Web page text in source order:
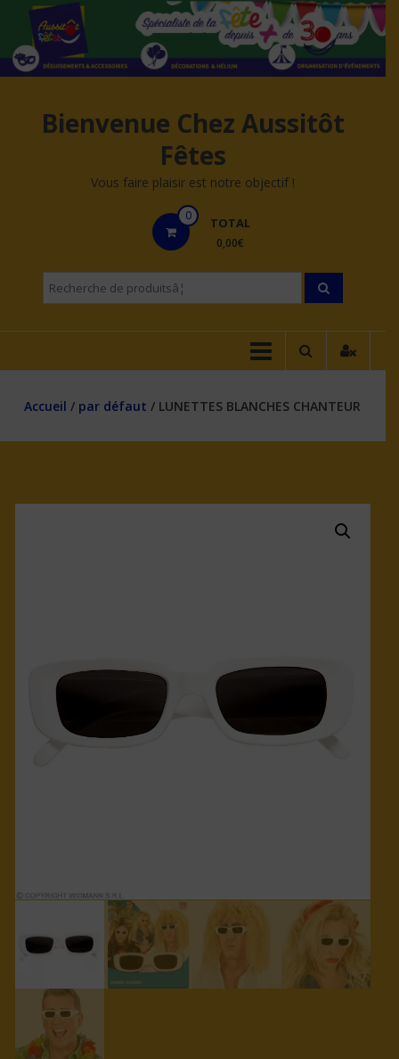
contenu
Bienvenue Chez Aussitôt
Fêtes
Vous faire plaisir est notre objectif !
0 TOTAL
0,00€
Recherche
pourÂ :
Accueil / par défaut / LUNETTES BLANCHES CHANTEUR